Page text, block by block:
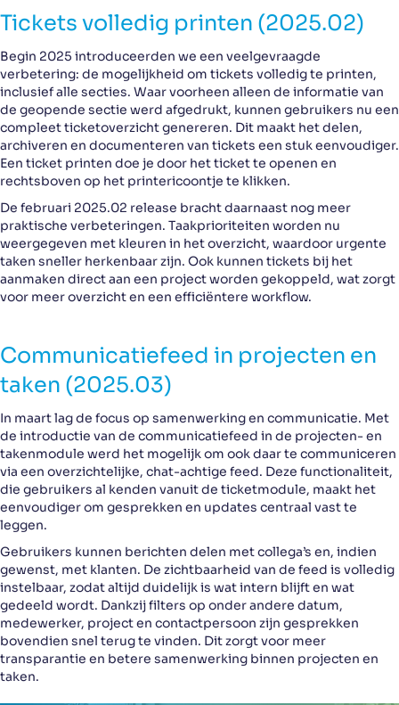
Tickets volledig printen (2025.02)
Begin 2025 introduceerden we een veelgevraagde
verbetering: de mogelijkheid om tickets volledig te printen,
inclusief alle secties. Waar voorheen alleen de informatie van
de geopende sectie werd afgedrukt, kunnen gebruikers nu een
compleet ticketoverzicht genereren. Dit maakt het delen,
archiveren en documenteren van tickets een stuk eenvoudiger.
Een ticket printen doe je door het ticket te openen en
rechtsboven op het printericoontje te klikken.
De februari 2025.02 release bracht daarnaast nog meer
praktische verbeteringen. Taakprioriteiten worden nu
weergegeven met kleuren in het overzicht, waardoor urgente
taken sneller herkenbaar zijn. Ook kunnen tickets bij het
aanmaken direct aan een project worden gekoppeld, wat zorgt
voor meer overzicht en een efficiëntere workflow.
Communicatiefeed in projecten en
taken (2025.03)
In maart lag de focus op samenwerking en communicatie. Met
de introductie van de communicatiefeed in de projecten- en
takenmodule werd het mogelijk om ook daar te communiceren
via een overzichtelijke, chat-achtige feed. Deze functionaliteit,
die gebruikers al kenden vanuit de ticketmodule, maakt het
eenvoudiger om gesprekken en updates centraal vast te
leggen.
Gebruikers kunnen berichten delen met collega’s en, indien
gewenst, met klanten. De zichtbaarheid van de feed is volledig
instelbaar, zodat altijd duidelijk is wat intern blijft en wat
gedeeld wordt. Dankzij filters op onder andere datum,
medewerker, project en contactpersoon zijn gesprekken
bovendien snel terug te vinden. Dit zorgt voor meer
transparantie en betere samenwerking binnen projecten en
taken.